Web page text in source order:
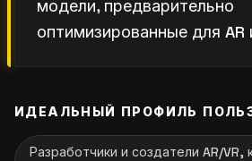
модели, предварительно
оптимизированные для AR
ИДЕАЛЬНЫЙ ПРОФИЛЬ
Разработчики и создатели AR/